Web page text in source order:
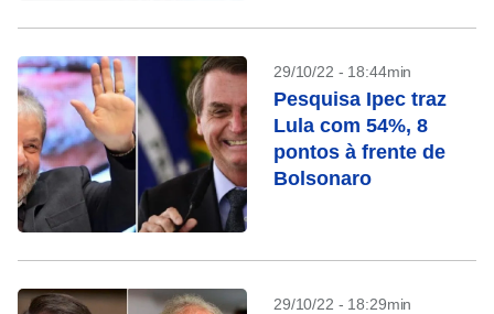
29/10/22 - 18:44min
Pesquisa Ipec traz
Lula com 54%, 8
pontos à frente de
Bolsonaro
29/10/22 - 18:29min